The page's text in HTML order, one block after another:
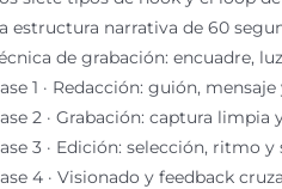
estructura narrativa de 60
de grabación: encuadre,
1 · Redacción: guión,
2 · Grabación: captura limpia
3 · Edición: selección, ritmo
4 · Visionado y feedback